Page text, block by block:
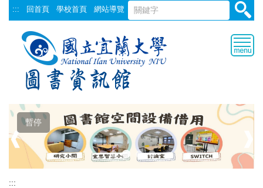
跳
到
::: 回首頁 學校首頁 網站導覽
暫停
❰
:::